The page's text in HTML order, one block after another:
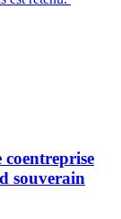
souverain